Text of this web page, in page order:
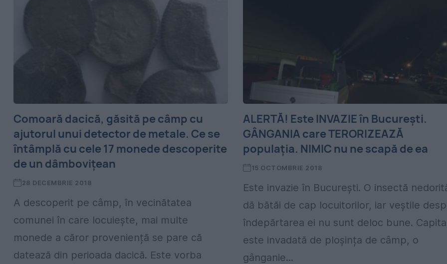
Comoară dacică, găsită pe câmp cu
ajutorul unui detector de metale. Ce se
întâmplă cu cele 17 monede descoperite
de un dâmbovițean
28 DECEMBRIE 2018
A descoperit pe câmp, în vecinătatea
comunei în care locuiește, mai multe
monede a căror proveniență se pare că
datează din perioada dacică. Este vorba
ALERTĂ! Este INVAZIE în București.
GÂNGANIA care TERORIZEAZĂ
populația. NIMIC nu ne scapă de ea
15 OCTOMBRIE 2018
Este invazie în București. O insectă
dă bătăi de cap locuitorilor, iar veștile
îndepărtarea ei nu sunt deloc bune.
este invadată de ploșința de câmp, o
gânganie...